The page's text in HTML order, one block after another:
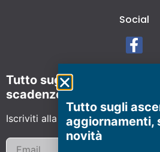
Social
Tutto sugli ascensori:
scadenze e novità
Iscriviti alla Newsletter
Tutto sugli
aggiornamenti,
novità